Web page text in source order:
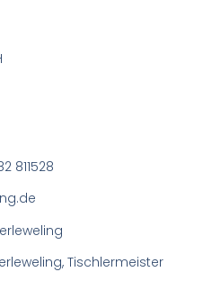
811528
Tischlermeister